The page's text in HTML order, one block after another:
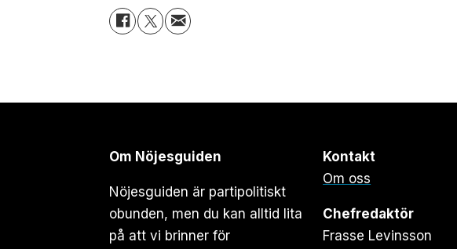
Om Nöjesguiden
Nöjesguiden är partipolitiskt
obunden, men du kan alltid lita
på att vi brinner för
Kontakt
Om oss
Chefredaktör
Frasse Levinsson